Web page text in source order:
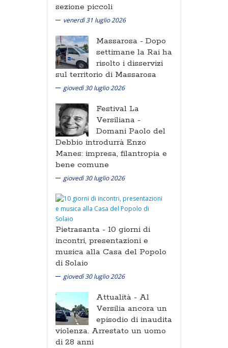
sezione piccoli
venerdì 31 luglio 2026
Massarosa - Dopo
settimane la Rai ha
risolto i disservizi
sul territorio di Massarosa
giovedì 30 luglio 2026
Festival La
Versiliana -
Domani Paolo del
Debbio introdurrà Enzo
Manes: impresa, filantropia e
bene comune
giovedì 30 luglio 2026
Pietrasanta - 10 giorni di
incontri, presentazioni e
musica alla Casa del Popolo
di Solaio
giovedì 30 luglio 2026
Attualità - Al
Versilia ancora un
episodio di inaudita
violenza. Arrestato un uomo
di 28 anni